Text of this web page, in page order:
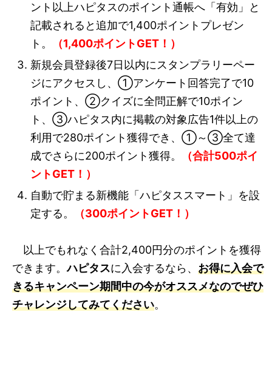
ント以上ハピタスのポイント通帳へ「有効」と
記載されると追加で1,400ポイントプレゼン
ト。
（1,400ポイントGET！）
新規会員登録後7日以内にスタンプラリーペー
ジにアクセスし、①アンケート回答完了で10
ポイント、②クイズに全問正解で10ポイン
ト、③ハピタス内に掲載の対象広告1件以上の
利用で280ポイント獲得でき、①～③全て達
成でさらに200ポイント獲得。
（合計500ポイ
ントGET！）
自動で貯まる新機能「ハピタススマート」を設
定する。
（300ポイントGET！）
以上でもれなく合計2,400円分のポイントを獲得
できます。ハピタスに入会するなら、 お得に入会で
きるキャンペーン期間中の今がオススメなのでぜひ
チャレンジしてみてください。